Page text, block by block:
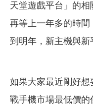
天堂遊戲平台」的
再等上一年多的時
到明年，新主機與新
如果大家最近剛好
戰手機市場最低價的